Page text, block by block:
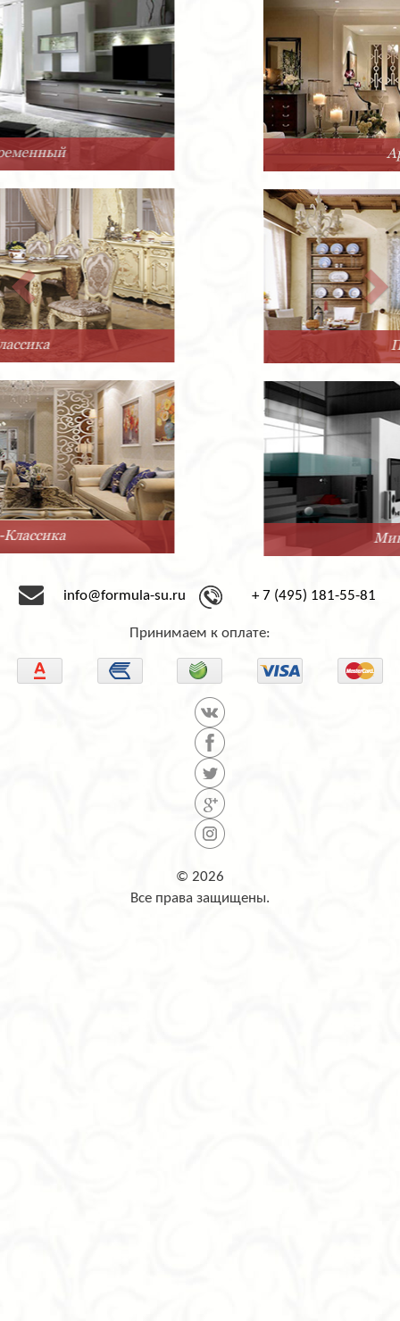
info@formula-su.ru + 7 (495) 181-55-81
Принимаем к оплате:
© 2026
Все права защищены.